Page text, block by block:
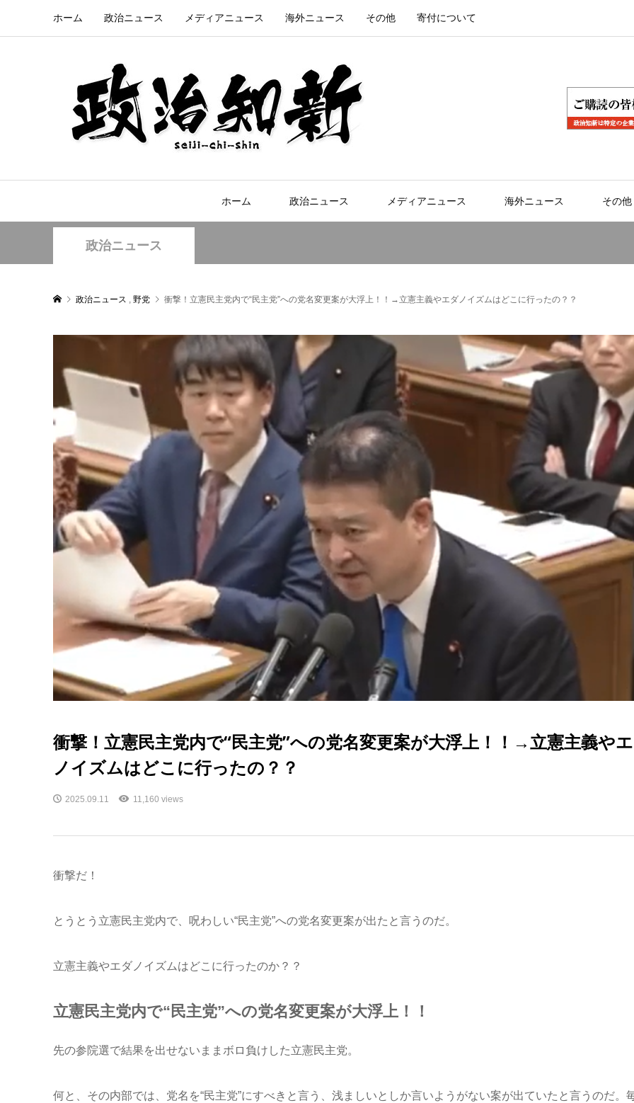
ホーム 政治ニュース メディアニュース 海外ニュース その他 寄付について
ホーム 政治ニュース メディアニュース 海外ニュース その他
政治ニュース
政治ニュース , 野党 衝撃！立憲民主党内で“民主党”への党名変更案が大浮上！！→立憲主義やエダノイズムはどこに行ったの？？
衝撃！立憲民主党内で“民主党”への党名変更案が大浮上！！→立憲主義や
ノイズムはどこに行ったの？？
2025.09.11 11,160 views
衝撃だ！
とうとう立憲民主党内で、呪わしい“民主党”への党名変更案が出たと言うのだ。
立憲主義やエダノイズムはどこに行ったのか？？
立憲民主党内で“民主党”への党名変更案が大浮上！！
先の参院選で結果を出せないままボロ負けした立憲民主党。
何と、その内部では、党名を“民主党”にすべきと言う、浅ましいとしか言いようがない案が出ていたと言うのだ。